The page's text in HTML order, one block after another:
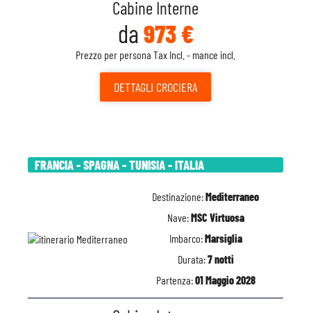
Cabine Interne
da 973 €
Prezzo per persona Tax Incl. - mance incl.
DETTAGLI CROCIERA
FRANCIA - SPAGNA - TUNISIA - ITALIA
Destinazione:Mediterraneo
Nave:MSC Virtuosa
Imbarco:Marsiglia
Durata:7 notti
Partenza:01 Maggio 2028